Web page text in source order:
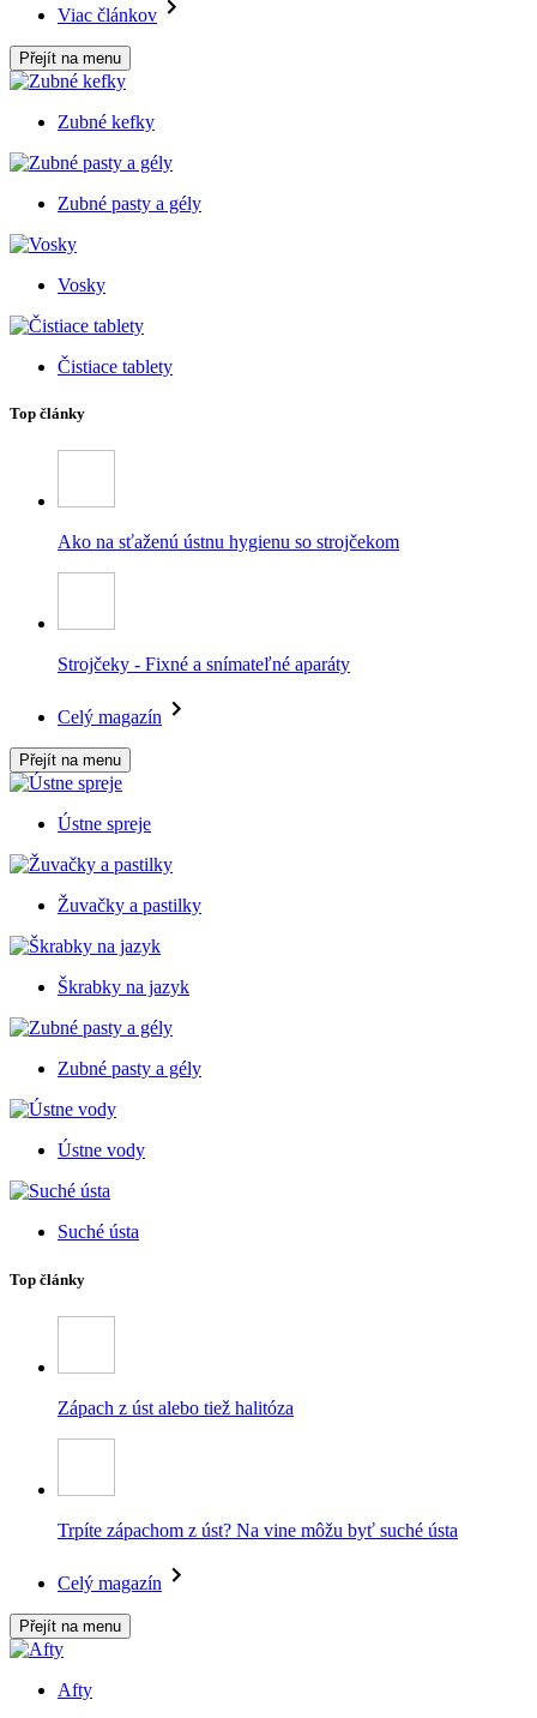
Viac článkov
Přejít na menu
Zubné kefky
Zubné pasty a gély
Vosky
Čistiace tablety
Top články
Ako na sťaženú ústnu hygienu so strojčekom
Strojčeky - Fixné a snímateľné aparáty
Celý magazín
Přejít na menu
Ústne spreje
Žuvačky a pastilky
Škrabky na jazyk
Zubné pasty a gély
Ústne vody
Suché ústa
Top články
Zápach z úst alebo tiež halitóza
Trpíte zápachom z úst? Na vine môžu byť suché ústa
Celý magazín
Přejít na menu
Afty